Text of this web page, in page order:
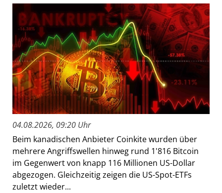
04.08.2026, 09:20 Uhr
Beim kanadischen Anbieter Coinkite wurden über
mehrere Angriffswellen hinweg rund 1'816 Bitcoin
im Gegenwert von knapp 116 Millionen US-Dollar
abgezogen. Gleichzeitig zeigen die US-Spot-ETFs
zuletzt wieder...